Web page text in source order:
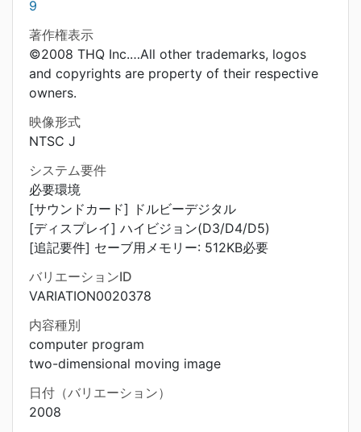
9
著作権表示
©2008 THQ Inc.…All other trademarks, logos
and copyrights are property of their respective
owners.
映像形式
NTSC J
システム要件
必要環境
[サウンドカード] ドルビーデジタル
[ディスプレイ] ハイビジョン(D3/D4/D5)
[追記要件] セーブ用メモリー: 512KB必要
バリエーションID
VARIATION0020378
内容種別
computer program
two-dimensional moving image
日付（バリエーション）
2008